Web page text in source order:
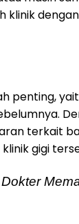
klinik
penting,
terkait
gigi